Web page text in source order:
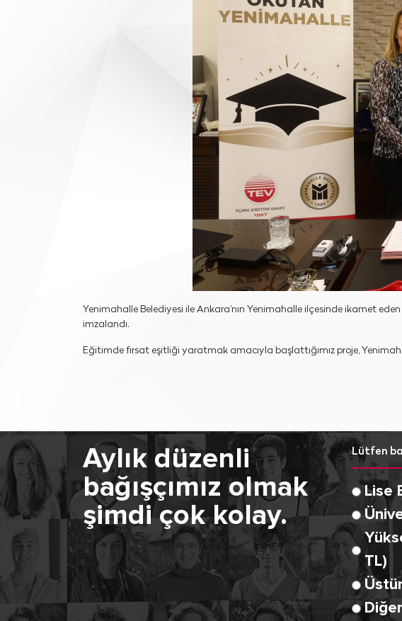
Yenimahalle Belediyesi ile Ankara’nın Yenimahalle ilçesinde ikamet
imzalandı.
Eğitimde fırsat eşitliği yaratmak amacıyla başlattığımız proje,
Aylık düzenli
bağışçımız olmak
şimdi çok kolay.
Lütfen
Lise
TL)
Diğer